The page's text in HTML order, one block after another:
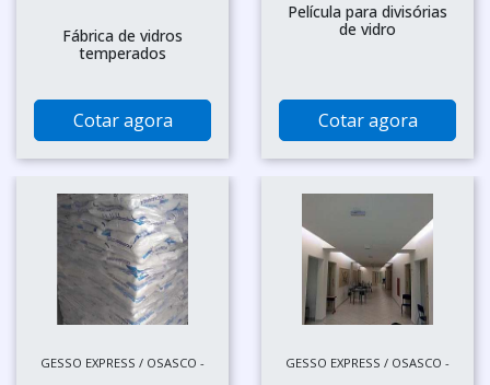
Fábrica de vidros
temperados
Cotar agora
Película para divisórias
de vidro
Cotar agora
GESSO EXPRESS / OSASCO -
GESSO EXPRESS / OSASCO -